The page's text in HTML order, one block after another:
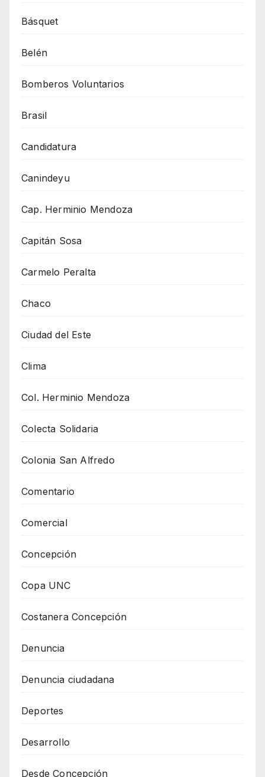
Básquet
Belén
Bomberos Voluntarios
Brasil
Candidatura
Canindeyu
Cap. Herminio Mendoza
Capitán Sosa
Carmelo Peralta
Chaco
Ciudad del Este
Clima
Col. Herminio Mendoza
Colecta Solidaria
Colonia San Alfredo
Comentario
Comercial
Concepción
Copa UNC
Costanera Concepción
Denuncia
Denuncia ciudadana
Deportes
Desarrollo
Desde Concepción